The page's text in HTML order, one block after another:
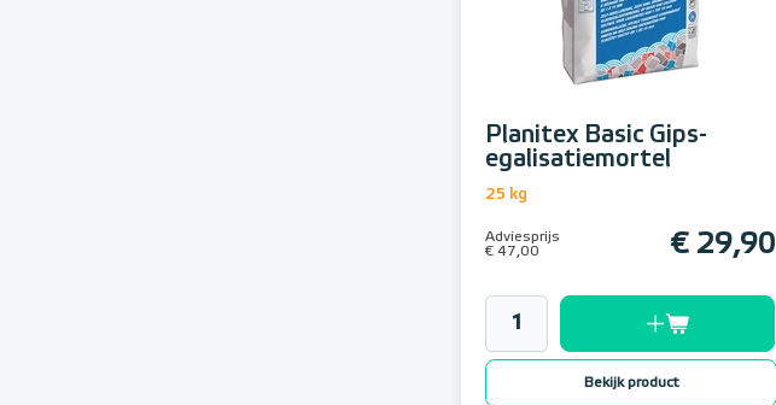
Planitex Basic Gips-
egalisatiemortel
25 kg
Adviesprijs
€ 47,00
€ 29,90
Bekijk product